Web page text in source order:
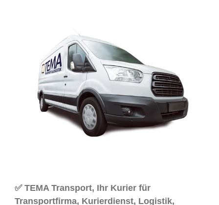
✅ TEMA Transport, Ihr Kurier für
Transportfirma, Kurierdienst, Logistik,